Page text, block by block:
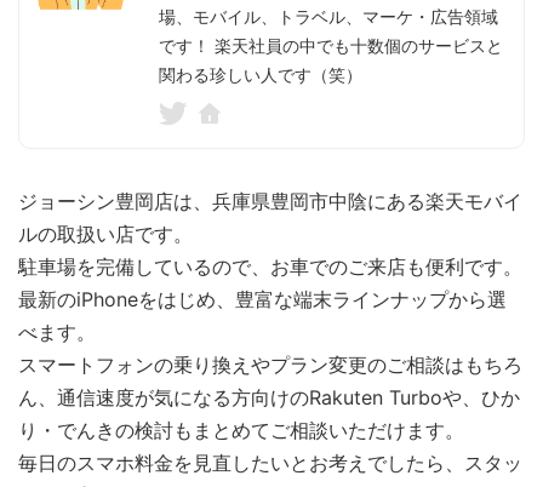
場、モバイル、トラベル、マーケ・広告領域
です！ 楽天社員の中でも十数個のサービスと
関わる珍しい人です（笑）
ジョーシン豊岡店は、兵庫県豊岡市中陰にある楽天モバイ
ルの取扱い店です。
駐車場を完備しているので、お車でのご来店も便利です。
最新のiPhoneをはじめ、豊富な端末ラインナップから選
べます。
スマートフォンの乗り換えやプラン変更のご相談はもちろ
ん、通信速度が気になる方向けのRakuten Turboや、ひか
り・でんきの検討もまとめてご相談いただけます。
毎日のスマホ料金を見直したいとお考えでしたら、スタッ